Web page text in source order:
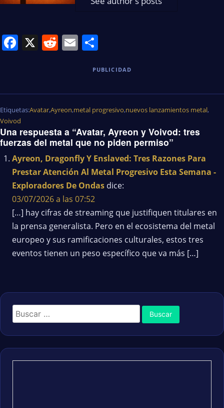
Facebook
X Reddit
Email
PUBLICIDAD
Etiquetas:Avatar,Ayreon,metal progresivo,nuevos lanzamientos metal,
Voivod
Una respuesta a “Avatar, Ayreon y Voivod: tres
fuerzas del metal que no piden permiso”
Ayreon, Dragonfly Y Enslaved: Tres Razones Para
Prestar Atención Al Metal Progresivo Esta Semana -
Exploradores De Ondas dice:
03/07/2026 a las 07:52
[…] hay cifras de streaming que justifiquen titulares en
la prensa generalista. Pero en el ecosistema del metal
europeo y sus ramificaciones culturales, estos tres
eventos tienen un peso específico que va más […]
Buscar: